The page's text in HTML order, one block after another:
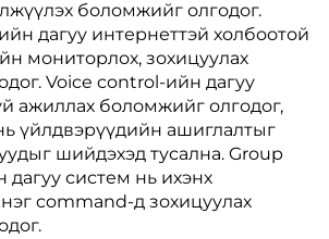
боломжийг олгодог.
дагуу интернеттэй холбоотой
мониторлох, зохицуулах
Voice control-ийн дагуу
ажиллах боломжийг олгодог,
үйлдвэрүүдийн ашиглалтыг
шийдэхэд тусална. Group
систем нь ихэнх
command-д зохицуулах